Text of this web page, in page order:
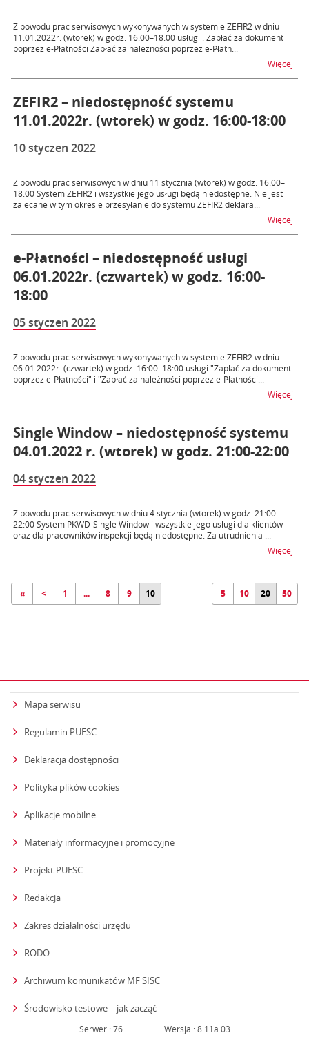
Z powodu prac serwisowych wykonywanych w systemie ZEFIR2 w dniu
11.01.2022r. (wtorek) w godz. 16:00–18:00 usługi : Zapłać za dokument
poprzez e-Płatności Zapłać za należności poprzez e-Płatn...
Więcej
ZEFIR2 – niedostępność systemu
11.01.2022r. (wtorek) w godz. 16:00-18:00
10 styczen 2022
Z powodu prac serwisowych w dniu 11 stycznia (wtorek) w godz. 16:00–
18:00 System ZEFIR2 i wszystkie jego usługi będą niedostępne. Nie jest
zalecane w tym okresie przesyłanie do systemu ZEFIR2 deklara...
Więcej
e-Płatności – niedostępność usługi
06.01.2022r. (czwartek) w godz. 16:00-
18:00
05 styczen 2022
Z powodu prac serwisowych wykonywanych w systemie ZEFIR2 w dniu
06.01.2022r. (czwartek) w godz. 16:00–18:00 usługi "Zapłać za dokument
poprzez e-Płatności" i "Zapłać za należności poprzez e-Płatności...
Więcej
Single Window – niedostępność systemu
04.01.2022 r. (wtorek) w godz. 21:00-22:00
04 styczen 2022
Z powodu prac serwisowych w dniu 4 stycznia (wtorek) w godz. 21:00–
22:00 System PKWD-Single Window i wszystkie jego usługi dla klientów
oraz dla pracowników inspekcji będą niedostępne. Za utrudnienia ...
Więcej
« < 1 ... 8 9 10 5 10 20 50
Mapa serwisu
Regulamin PUESC
Deklaracja dostępności
Polityka plików cookies
Aplikacje mobilne
Materiały informacyjne i promocyjne
Projekt PUESC
Redakcja
Zakres działalności urzędu
RODO
Archiwum komunikatów MF SISC
Środowisko testowe – jak zacząćstrona otwiera się w nowym oknie
Serwer : 76 Wersja : 8.11a.03